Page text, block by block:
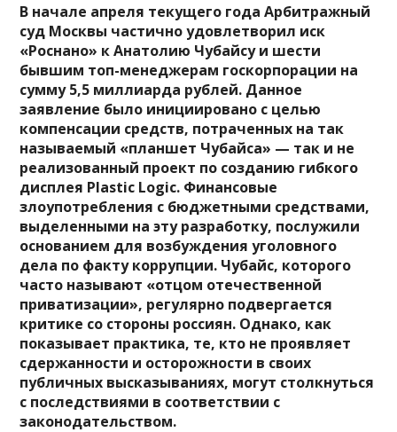
В начале апреля текущего года Арбитражный
суд Москвы частично удовлетворил иск
«Роснано» к Анатолию Чубайсу и шести
бывшим топ-менеджерам госкорпорации на
сумму 5,5 миллиарда рублей. Данное
заявление было инициировано с целью
компенсации средств, потраченных на так
называемый «планшет Чубайса» — так и не
реализованный проект по созданию гибкого
дисплея Plastic Logic. Финансовые
злоупотребления с бюджетными средствами,
выделенными на эту разработку, послужили
основанием для возбуждения уголовного
дела по факту коррупции. Чубайс, которого
часто называют «отцом отечественной
приватизации», регулярно подвергается
критике со стороны россиян. Однако, как
показывает практика, те, кто не проявляет
сдержанности и осторожности в своих
публичных высказываниях, могут столкнуться
с последствиями в соответствии с
законодательством.